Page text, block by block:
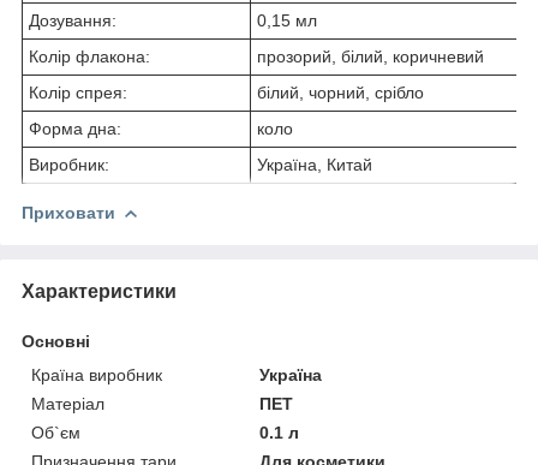
Дозування:
0,15 мл
Колір флакона:
прозорий, білий, коричневий
Колір спрея:
білий, чорний, срібло
Форма дна:
коло
Виробник:
Україна, Китай
Приховати
Характеристики
Основні
Країна виробник
Україна
Матеріал
ПЕТ
Об`єм
0.1 л
Призначення тари
Для косметики